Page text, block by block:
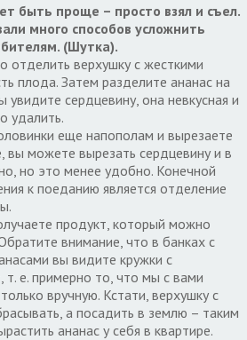
быть проще – просто взял и съел.
много способов усложнить
(Шутка).
отделить верхушку с жесткими
плода. Затем разделите ананас на
увидите сердцевину, она невкусная и
удалить.
еще напополам и вырезаете
вы можете вырезать сердцевину и в
но это менее удобно. Конечной
к поеданию является отделение
продукт, который можно
внимание, что в банках с
вы видите кружки с
т. е. примерно то, что мы с вами
вручную. Кстати, верхушку с
а посадить в землю – таким
ананас у себя в квартире.